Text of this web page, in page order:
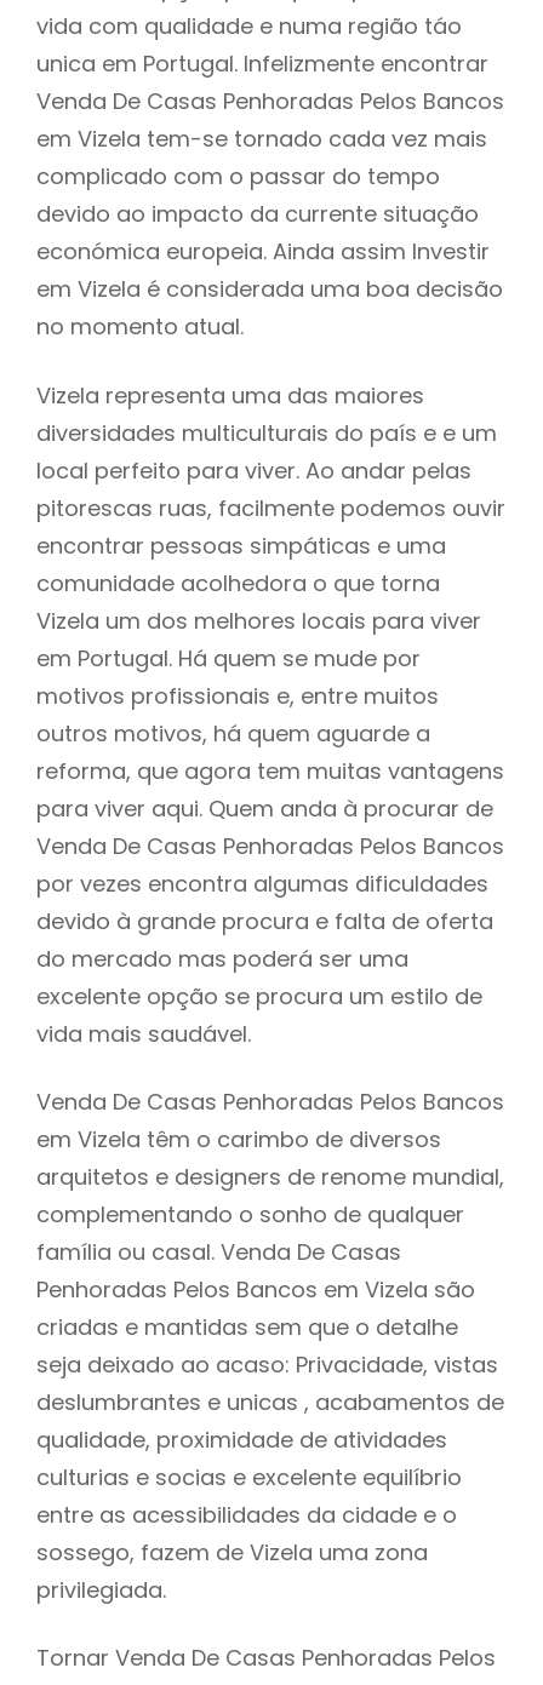
vida com qualidade e numa região táo
unica em Portugal. Infelizmente encontrar
Venda De Casas Penhoradas Pelos Bancos
em Vizela tem-se tornado cada vez mais
complicado com o passar do tempo
devido ao impacto da currente situação
económica europeia. Ainda assim Investir
em Vizela é considerada uma boa decisão
no momento atual.
Vizela representa uma das maiores
diversidades multiculturais do país e e um
local perfeito para viver. Ao andar pelas
pitorescas ruas, facilmente podemos ouvir
encontrar pessoas simpáticas e uma
comunidade acolhedora o que torna
Vizela um dos melhores locais para viver
em Portugal. Há quem se mude por
motivos profissionais e, entre muitos
outros motivos, há quem aguarde a
reforma, que agora tem muitas vantagens
para viver aqui. Quem anda à procurar de
Venda De Casas Penhoradas Pelos Bancos
por vezes encontra algumas dificuldades
devido à grande procura e falta de oferta
do mercado mas poderá ser uma
excelente opção se procura um estilo de
vida mais saudável.
Venda De Casas Penhoradas Pelos Bancos
em Vizela têm o carimbo de diversos
arquitetos e designers de renome mundial,
complementando o sonho de qualquer
família ou casal. Venda De Casas
Penhoradas Pelos Bancos em Vizela são
criadas e mantidas sem que o detalhe
seja deixado ao acaso: Privacidade, vistas
deslumbrantes e unicas , acabamentos de
qualidade, proximidade de atividades
culturias e socias e excelente equilíbrio
entre as acessibilidades da cidade e o
sossego, fazem de Vizela uma zona
privilegiada.
Tornar Venda De Casas Penhoradas Pelos